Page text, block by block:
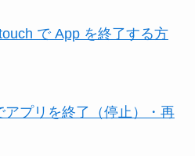
で App を終了する方
アプリを終了（停止）・再